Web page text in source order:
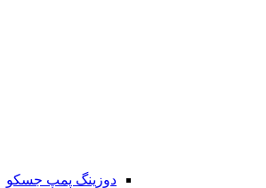
دوزینگ پمپ جسکو